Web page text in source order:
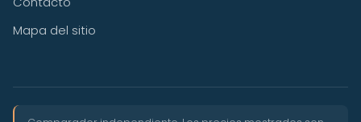
Mapa del sitio